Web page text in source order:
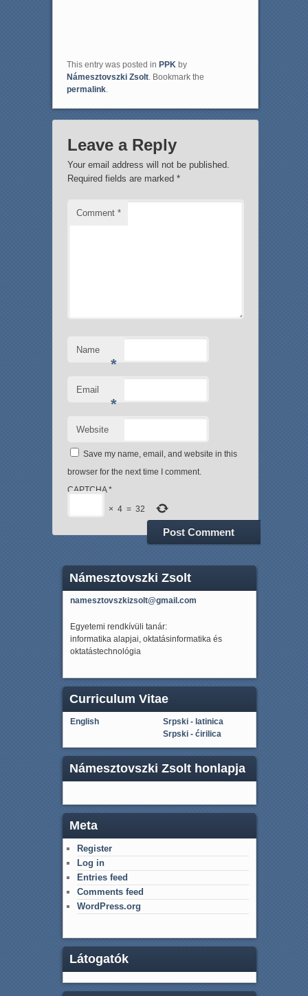
This entry was posted in PPKby
Námesztovszki Zsolt. Bookmark the
permalink.
Leave a Reply
Your email address will not be published.
Required fields are marked *
Comment *
Name
*
Email
*
Website
Save my name, email, and website in this
browser for the next time I comment.
CAPTCHA*
× 4 = 32
Námesztovszki Zsolt
namesztovszkizsolt@gmail.com
Egyetemi rendkívüli tanár:
informatika alapjai, oktatásinformatika és
oktatástechnológia
Curriculum Vitae
English
Srpski - latinica
Srpski - ćirilica
Námesztovszki Zsolt honlapja
Meta
Register
Log in
Entries feed
Comments feed
WordPress.org
Látogatók